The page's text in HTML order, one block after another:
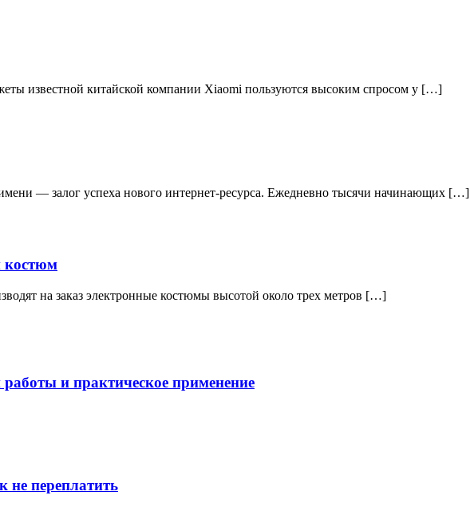
известной китайской компании Xiaomi пользуются высоким спросом у […]
— залог успеха нового интернет-ресурса. Ежедневно тысячи начинающих […]
костюм
на заказ электронные костюмы высотой около трех метров […]
и практическое применение
не переплатить